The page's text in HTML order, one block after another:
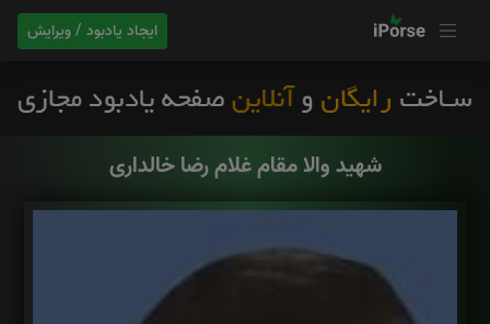
ایجاد یادبود / ویرایش
شهید والا مقام غلام رضا خالداری